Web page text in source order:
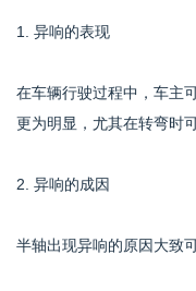
1. 异响的表现
在车辆行驶过程中，车主
更为明显，尤其在转弯时
2. 异响的成因
半轴出现异响的原因大致